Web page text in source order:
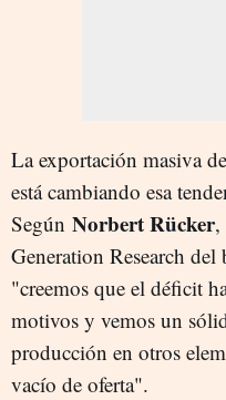
La exportación masiva
está cambiando esa
Según Norbert Rücker,
Generation Research del
"creemos que el déficit
motivos y vemos un
producción en otros
vacío de oferta".